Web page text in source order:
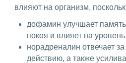
влияют на организм,
дофамин улучшает
покоя и влияет на
норадреналин отвечает
действию, а также